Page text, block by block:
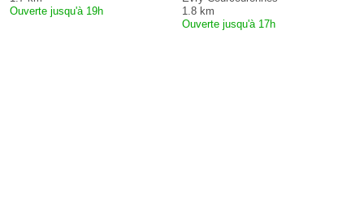
Ouverte jusqu'à 19h
1.8 km
Ouverte jusqu'à 17h